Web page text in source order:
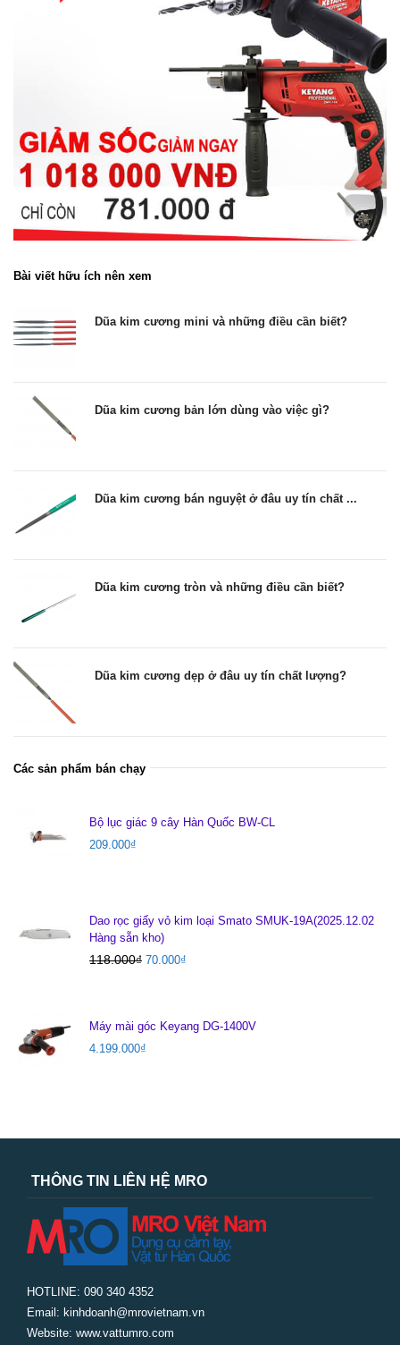
Bài viết hữu ích nên xem
Dũa kim cương mini và những điều cần biết?
Dũa kim cương bản lớn dùng vào việc gì?
Dũa kim cương bán nguyệt ở đâu uy tín chất ...
Dũa kim cương tròn và những điều cần biết?
Dũa kim cương dẹp ở đâu uy tín chất lượng?
Các sản phẩm bán chạy
Bộ lục giác 9 cây Hàn Quốc BW-CL
209.000₫
Dao rọc giấy vỏ kim loại Smato SMUK-19A(2025.12.02
Hàng sẵn kho)
118.000₫ 70.000₫
Máy mài góc Keyang DG-1400V
4.199.000₫
THÔNG TIN LIÊN HỆ MRO
HOTLINE: 090 340 4352
Email: kinhdoanh@mrovietnam.vn
Website: www.vattumro.com